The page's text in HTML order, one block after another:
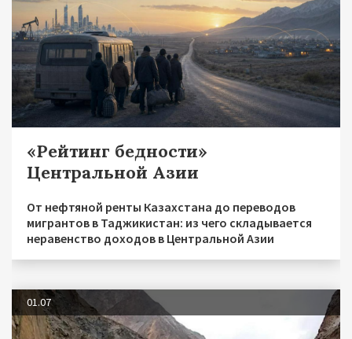
«Рейтинг бедности»
Центральной Азии
От нефтяной ренты Казахстана до переводов
мигрантов в Таджикистан: из чего складывается
неравенство доходов в Центральной Азии
01.07